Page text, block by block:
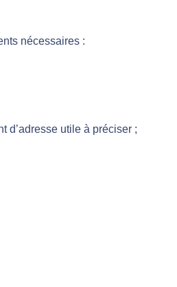
nécessaires :
d’adresse utile à préciser ;